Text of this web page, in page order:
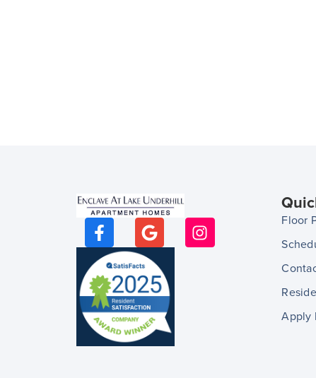
Floor
Apply